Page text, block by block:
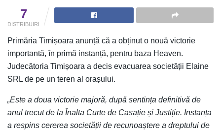
7
DISTRIBUIRI
Primăria Timișoara anunță că a obținut o nouă victorie
importantă, în primă instanță, pentru baza Heaven.
Judecătoria Timișoara a decis evacuarea societății Elaine
SRL de pe un teren al orașului.
„Este a doua victorie majoră, după sentința definitivă de
anul trecut de la Înalta Curte de Casație și Justiție. Instanța
a respins cererea societății de recunoaștere a dreptului de